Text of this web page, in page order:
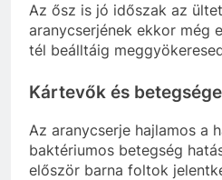
Az ősz is jó időszak az
aranycserjének ekkor még
tél beálltáig
Kártevők és
Az aranycserje hajlamos a
baktériumos betegség
először barna foltok